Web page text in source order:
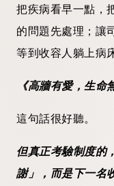
把疾病看早一點，
的問題先處理；讓
等到收容人躺上病
《高牆有愛，生命
這句話很好聽。
但真正考驗制度的
謝」，而是下一名